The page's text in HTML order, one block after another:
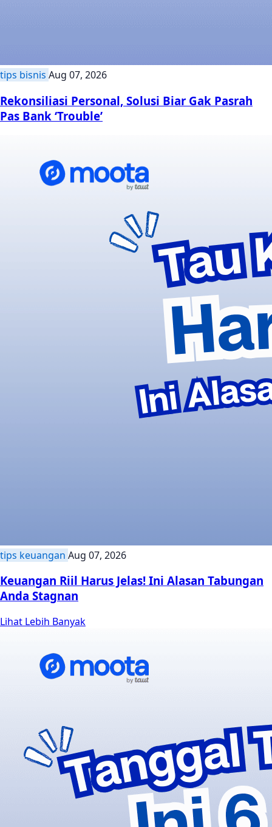
tips bisnis Aug 07, 2026
Rekonsiliasi Personal, Solusi Biar Gak Pasrah
Pas Bank ‘Trouble’
tips keuangan Aug 07, 2026
Keuangan Riil Harus Jelas! Ini Alasan Tabungan
Anda Stagnan
Lihat Lebih Banyak